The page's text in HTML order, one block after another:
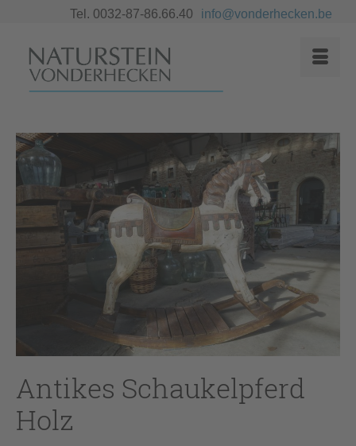
Tel. 0032-87-86.66.40 info@vonderhecken.be
Antikes Schaukelpferd
Holz